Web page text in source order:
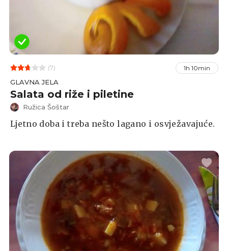
(7) 1h 10min
GLAVNA JELA
Salata od riže i piletine
Ružica Šoštar
Ljetno doba i treba nešto lagano i osvježavajuće.